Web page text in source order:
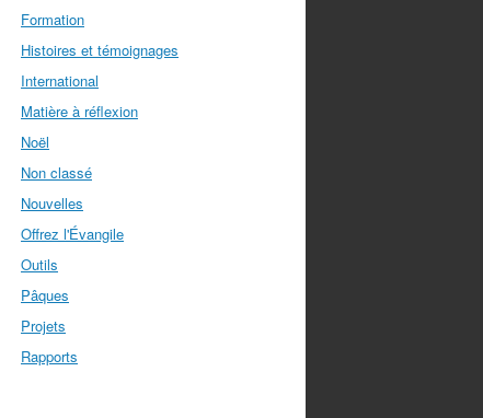
Formation
Histoires et témoignages
International
Matière à réflexion
Noël
Non classé
Nouvelles
Offrez l'Évangile
Outils
Pâques
Projets
Rapports